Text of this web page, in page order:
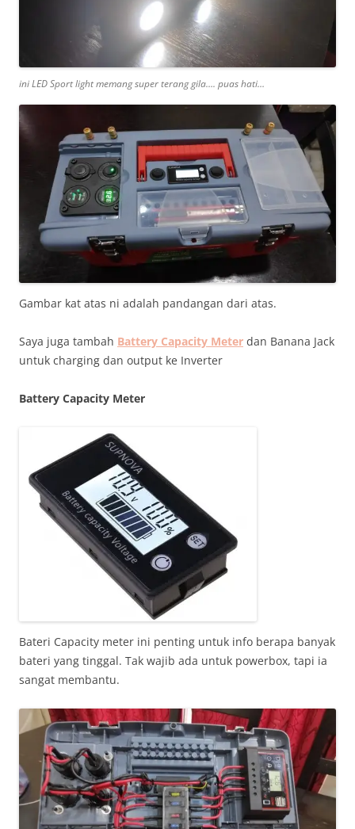
ini LED Sport light memang super terang gila…. puas hati…
Gambar kat atas ni adalah pandangan dari atas.
Saya juga tambah Battery Capacity Meter dan Banana Jack
untuk charging dan output ke Inverter
Battery Capacity Meter
Bateri Capacity meter ini penting untuk info berapa banyak
bateri yang tinggal. Tak wajib ada untuk powerbox, tapi ia
sangat membantu.